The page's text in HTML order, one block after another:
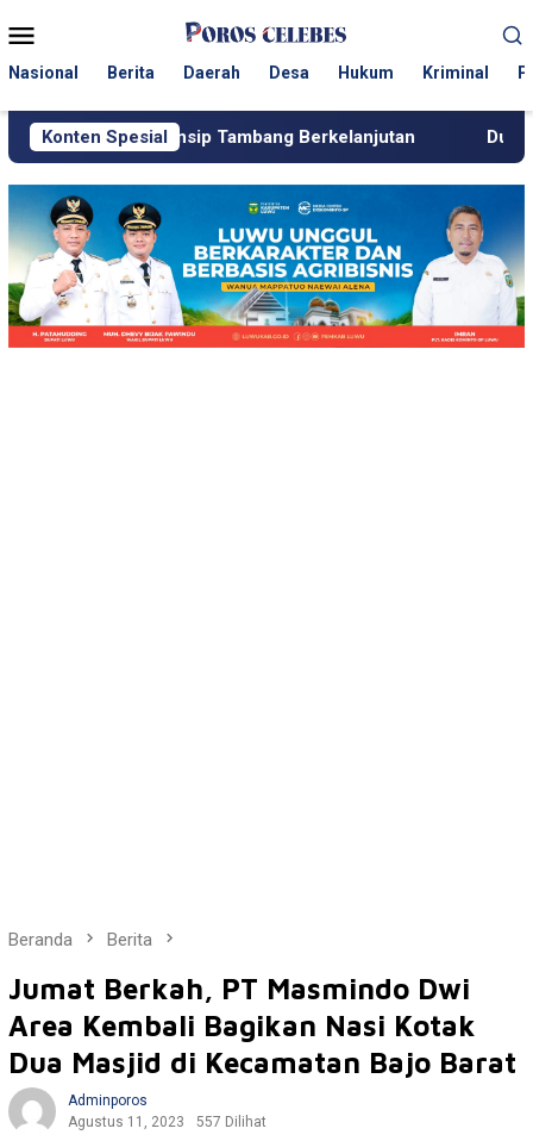
ke
Mobile
Nasional Berita Daerah Desa Hukum Kriminal
Konten Spesial
Prinsip Tambang Berkelanjutan Dugaan Setoran ke
Beranda Berita
Jumat Berkah, PT Masmindo Dwi
Area Kembali Bagikan Nasi Kotak
Dua Masjid di Kecamatan Bajo Barat
Adminporos
Agustus 11, 2023
557 Dilihat